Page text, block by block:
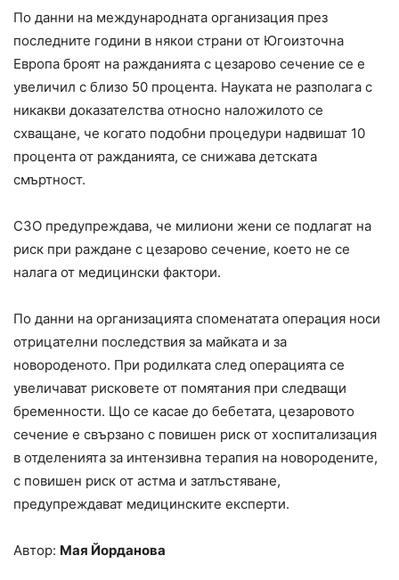
По данни на международната организация през
последните години в някои страни от Югоизточна
Европа броят на ражданията с цезарово сечение се е
увеличил с близо 50 процента. Науката не разполага с
никакви доказателства относно наложилото се
схващане, че когато подобни процедури надвишат 10
процента от ражданията, се снижава детската
смъртност.
СЗО предупреждава, че милиони жени се подлагат на
риск при раждане с цезарово сечение, което не се
налага от медицински фактори.
По данни на организацията споменатата операция носи
отрицателни последствия за майката и за
новороденото. При родилката след операцията се
увеличават рисковете от помятания при следващи
бременности. Що се касае до бебетата, цезаровото
сечение е свързано с повишен риск от хоспитализация
в отделенията за интензивна терапия на новородените,
с повишен риск от астма и затлъстяване,
предупреждават медицинските експерти.
Автор: Мая Йорданова